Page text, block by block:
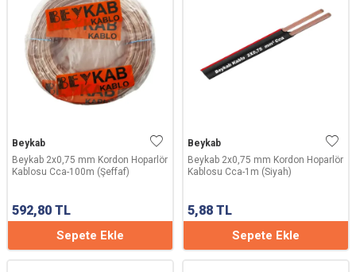
Beykab
Beykab 2x0,75 mm Kordon Hoparlör
Kablosu Cca-100m (Şeffaf)
592,80 TL
Sepete Ekle
Beykab
Beykab 2x0,75 mm Kordon Hoparlör
Kablosu Cca-1m (Siyah)
5,88 TL
Sepete Ekle